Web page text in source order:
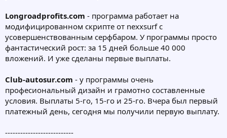
Longroadprofits.com - программа работает на
модифицированном скрипте от nexxsurf с
усовершенствованным серфбаром. У программы просто
фантастический рост: за 15 дней больше 40 000
вложений. И уже сделаны первые выплаты.
Club-autosur.com - у программы очень
професиональный дизайн и грамотно составленные
условия. Выплаты 5-го, 15-го и 25-го. Вчера был первый
платежный день, сегодня мы получили первую выплату.
---------------------------